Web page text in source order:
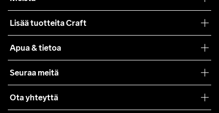
Lisää tuotteita Craft
Yhteistyöt
Lehdistö
Apua & tietoa
Käyttöehdot
Asiakaspalvelu
Seuraa meitä
Ota yhteyttä